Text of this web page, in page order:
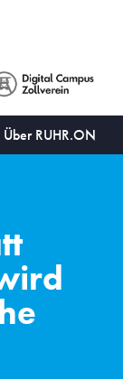
Über RUHR.ON